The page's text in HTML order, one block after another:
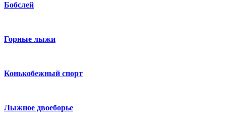
Бобслей
Горные лыжи
Конькобежный спорт
Лыжное двоеборье